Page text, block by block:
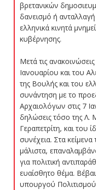
βρετανικών
δανεισμό ή
ελληνικά κινητά
κυβέρνησης.
Μετά τις
Ιανουαρίου και του
της Βουλής και του
συνάντηση με το
Αρχαιολόγων στις 7
δηλώσεις τόσο της Λ.
Γεραπετρίτη, και
συνέχεια. Στα
μάλιστα,
για πολιτική
ευαίσθητο θέμα.
υπουργού